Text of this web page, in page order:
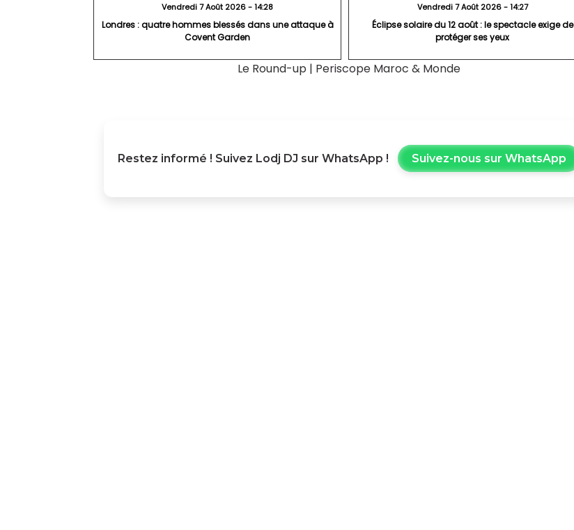
Vendredi 7 Août 2026 - 14:28
Londres : quatre hommes blessés dans une attaque à
Covent Garden
Vendredi 7 Août 2026 - 14:27
Éclipse solaire du 12 août : le spectacle exige de
protéger ses yeux
Le Round-up | Periscope Maroc & Monde
Restez informé ! Suivez Lodj DJ sur WhatsApp ! Suivez-nous sur WhatsApp